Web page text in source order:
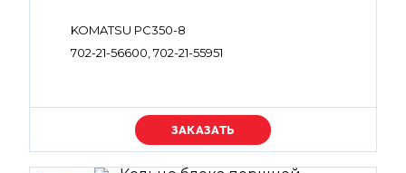
KOMATSU PC350-8
702-21-56600, 702-21-55951
Уточняйте цену